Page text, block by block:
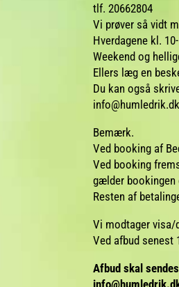
tlf. 20662804
Vi prøver så vidt
Hverdagene kl.
Weekend og
Ellers læg en
Du kan også
info@humledrik.dk
Bemærk.
Ved booking af
Ved booking
gælder
Resten af
Vi modtager visa/
Ved afbud senest
Afbud skal